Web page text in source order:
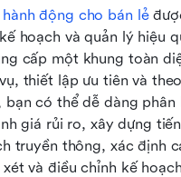
động cho bán lẻ
hoạch và quản lý hiệu
cấp một khung toàn
thiết lập ưu tiên và
bạn có thể dễ dàng phân
giá rủi ro, xây dựng
truyền thông, xác định
và điều chỉnh kế